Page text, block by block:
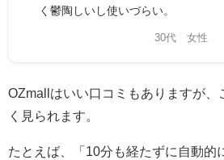
く鬱陶しいし使いづらい。
30代 女性
OZmallはいい口コミもありますが、
く見られます。
たとえば、「10分も経たずに自動的